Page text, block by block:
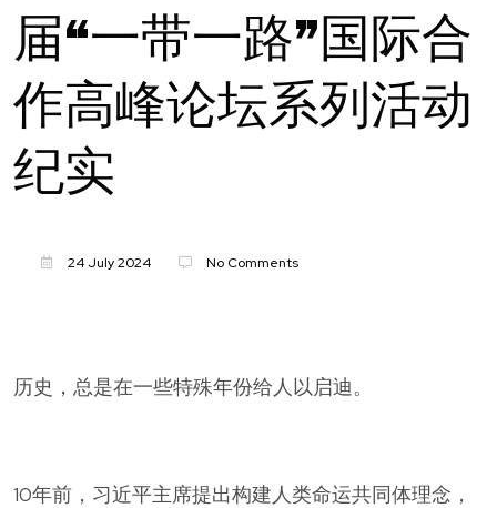
届“一带一路”国际合
作高峰论坛系列活动
纪实
24 July 2024 No Comments
历史，总是在一些特殊年份给人以启迪。
10年前，习近平主席提出构建人类命运共同体理念，